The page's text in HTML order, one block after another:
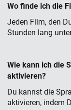
Wo finde ich die
Jeden Film, den
Stunden lang
Wie kann ich die
aktivieren?
Du kannst die
aktivieren, indem